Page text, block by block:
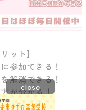
ット】
参加できる！
解消できる！
が分かる！
close